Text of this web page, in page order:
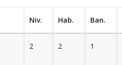
Niv. Hab. Ban.
2 2 1